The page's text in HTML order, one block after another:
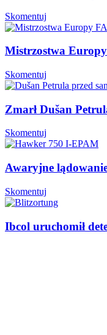
Skomentuj
Mistrzostwa
Skomentuj
Zmarł Dušan
Skomentuj
Awaryjne
Skomentuj
Ibcol uruchomił